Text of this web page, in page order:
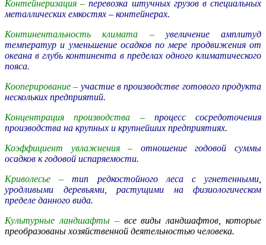
Контейнеризация – перевозка штучных грузов в специальных
металлических емкостях – контейнерах.
Континентальность климата –увеличение амплитуд
температур и уменьшение осадков по мере продвижения от
океана в глубь континента в пределах одного климатического
пояса.
Кооперирование – участие в производстве готового продукта
нескольких предприятий.
Концентрация производства –процесс сосредоточения
производства на крупных и крупнейших предприятиях.
Коэффициент увлажнения – отношение годовой суммы
осадков к годовой испаряемости.
Криволесье – тип редкостойного леса с угнетенными,
уродливыми деревьями, растущими на физиологическом
пределе данного вида.
Культурные ландшафты –все виды ландшафтов, которые
преобразованы хозяйственной деятельностью человека.